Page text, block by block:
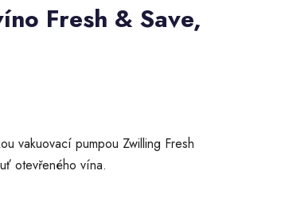
Fresh & Save,
vakuovací pumpou Zwilling Fresh
otevřeného vína.